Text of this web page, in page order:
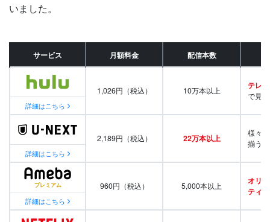
いました。
サービス 月額料金 配信本数
詳細はこちら
1,026円（税込） 10万本以上 テレビ
で見
詳細はこちら
2,189円（税込） 22万本以上
様々
揃う
詳細はこちら
960円（税込） 5,000本以上
オリ
ティ